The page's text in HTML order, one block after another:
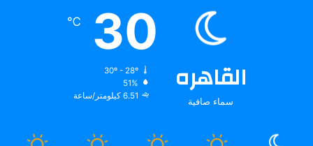
القاهره
سماء صافية
30
℃
30º - 28º
51%
6.51 كيلومتر/ساعة